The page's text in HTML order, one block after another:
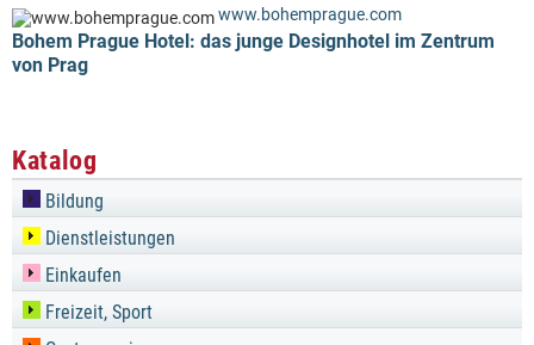
www.bohemprague.com
Bohem Prague Hotel: das junge Designhotel im Zentrum
von Prag
Katalog
Bildung
Dienstleistungen
Einkaufen
Freizeit, Sport